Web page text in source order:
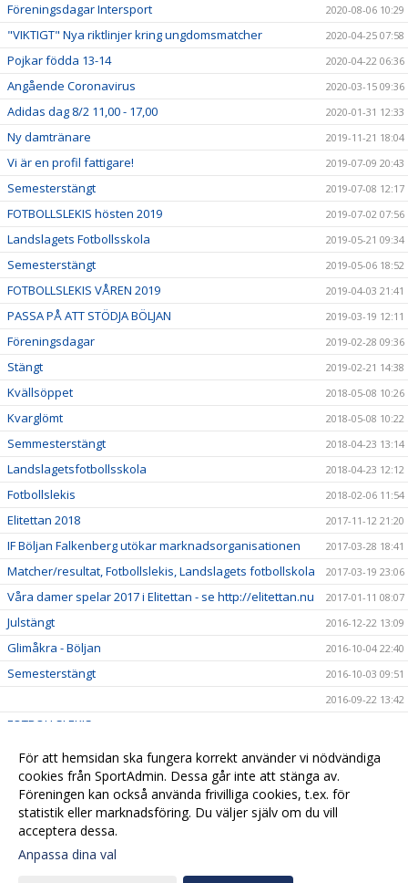
Föreningsdagar Intersport 2020-08-06 10:29
"VIKTIGT" Nya riktlinjer kring ungdomsmatcher 2020-04-25 07:58
Pojkar födda 13-14 2020-04-22 06:36
Angående Coronavirus 2020-03-15 09:36
Adidas dag 8/2 11,00 - 17,00 2020-01-31 12:33
Ny damtränare 2019-11-21 18:04
Vi är en profil fattigare! 2019-07-09 20:43
Semesterstängt 2019-07-08 12:17
FOTBOLLSLEKIS hösten 2019 2019-07-02 07:56
Landslagets Fotbollsskola 2019-05-21 09:34
Semesterstängt 2019-05-06 18:52
FOTBOLLSLEKIS VÅREN 2019 2019-04-03 21:41
PASSA PÅ ATT STÖDJA BÖLJAN 2019-03-19 12:11
Föreningsdagar 2019-02-28 09:36
Stängt 2019-02-21 14:38
Kvällsöppet 2018-05-08 10:26
Kvarglömt 2018-05-08 10:22
Semmesterstängt 2018-04-23 13:14
Landslagetsfotbollsskola 2018-04-23 12:12
Fotbollslekis 2018-02-06 11:54
Elitettan 2018 2017-11-12 21:20
IF Böljan Falkenberg utökar marknadsorganisationen 2017-03-28 18:41
Matcher/resultat, Fotbollslekis, Landslagets fotbollskola 2017-03-19 23:06
Våra damer spelar 2017 i Elitettan - se http://elitettan.nu 2017-01-11 08:07
Julstängt 2016-12-22 13:09
Glimåkra - Böljan 2016-10-04 22:40
Semesterstängt
2016-10-03 09:51
2016-09-22 13:42
FOTBOLLSLEKIS
Stängt 2016-05-26 13:57
Ny styrelse 2016-05-23 22:46
Ny hemsida 2016-04-21 11:42
För att hemsidan ska fungera korrekt använder vi nödvändiga
cookies från SportAdmin. Dessa går inte att stänga av.
Föreningen kan också använda frivilliga cookies, t.ex. för
statistik eller marknadsföring. Du väljer själv om du vill
acceptera dessa.
Anpassa dina val